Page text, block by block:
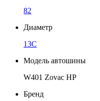
82
Диаметр
13C
Модель автошины
W401 Zovac HP
Бренд